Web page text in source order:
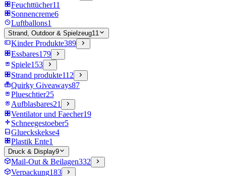
Feuchttücher11
Sonnencreme6
Luftballons1
Strand, Outdoor & Spielzeug11
Kinder Produkte389
Essbares179
Spiele153
Strand produkte112
Quirky Giveaways87
Plueschtier25
Aufblasbares21
Ventilator und Faecher19
Schneegestoeber5
Glueckskekse4
Plastik Ente1
Druck & Display9
Mail-Out & Beilagen332
Verpackung183